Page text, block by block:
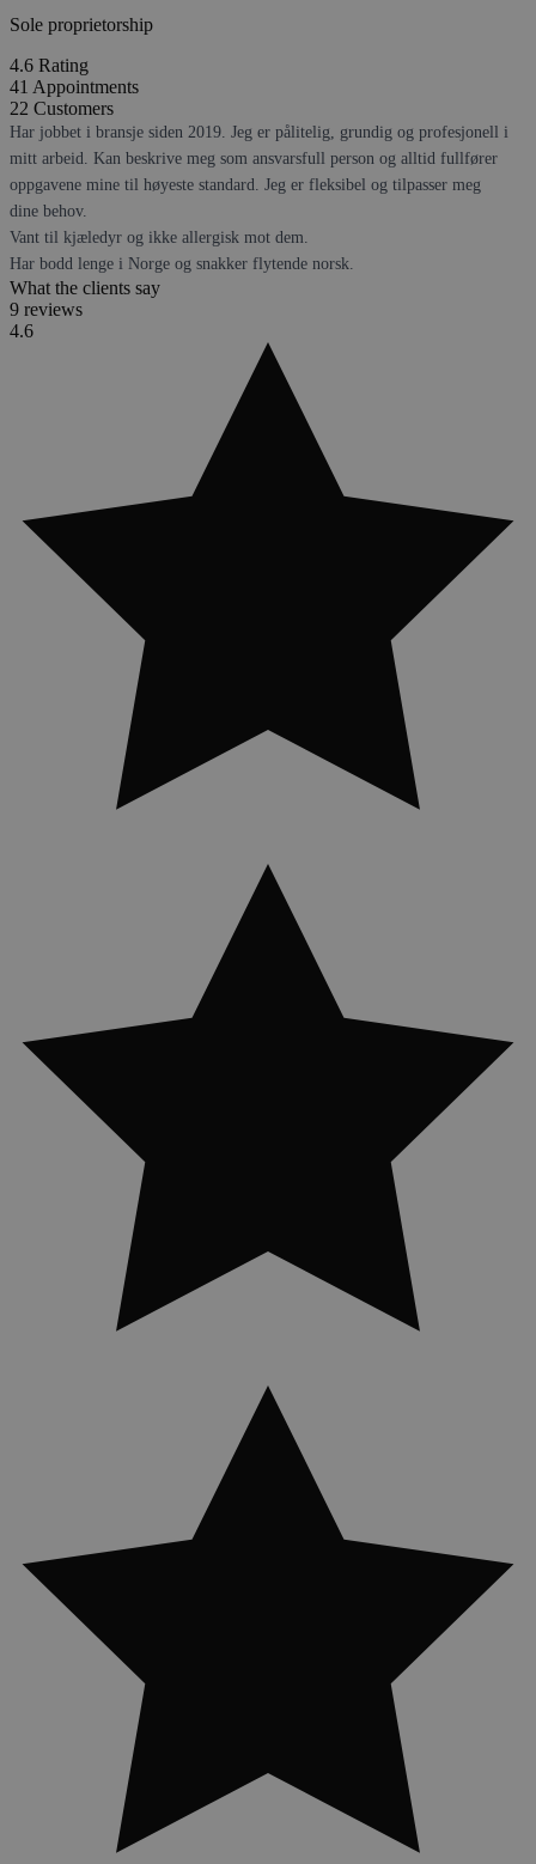
Sole proprietorship
4.6 Rating
41 Appointments
22 Customers
Har jobbet i bransje siden 2019. Jeg er pålitelig, grundig og profesjonell i
mitt arbeid. Kan beskrive meg som ansvarsfull person og alltid fullfører
oppgavene mine til høyeste standard. Jeg er fleksibel og tilpasser meg
dine behov.
Vant til kjæledyr og ikke allergisk mot dem.
Har bodd lenge i Norge og snakker flytende norsk.
What the clients say
9 reviews
4.6